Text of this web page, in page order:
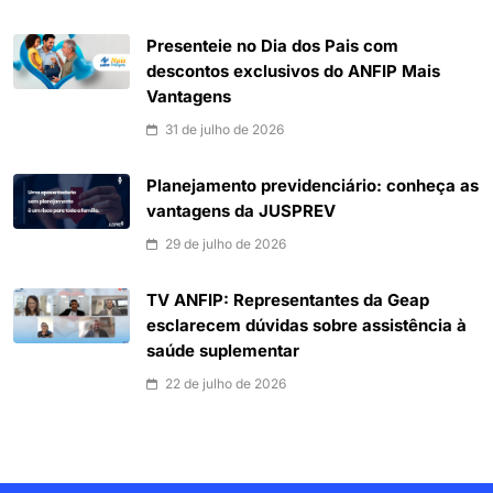
Presenteie no Dia dos Pais com
descontos exclusivos do ANFIP Mais
Vantagens
31 de julho de 2026
Planejamento previdenciário: conheça as
vantagens da JUSPREV
29 de julho de 2026
TV ANFIP: Representantes da Geap
esclarecem dúvidas sobre assistência à
saúde suplementar
22 de julho de 2026